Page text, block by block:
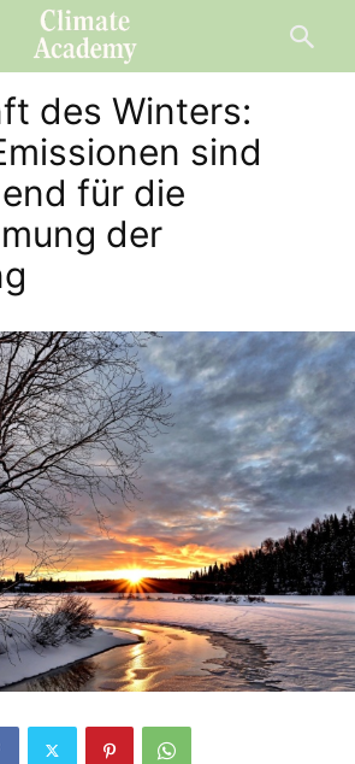
des Winters:
sind
für die
der